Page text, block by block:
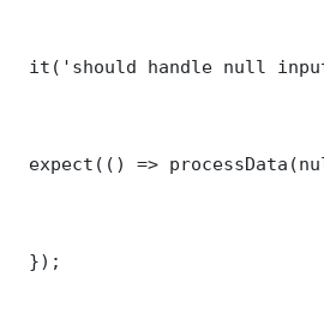
it('should handle null
expect(() =>
});